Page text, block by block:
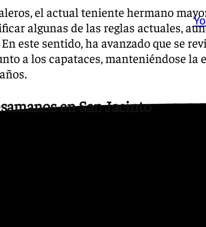
el actual teniente hermano
algunas de las reglas actuales,
este sentido, ha avanzado que se
a los capataces, manteniéndose la
en San Jacinto
del programa será la
de la Esperanza de Triana en la iglesia
para la que la candidatura